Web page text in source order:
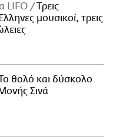
LIFO
Tρεις
μουσικοί, τρεις
θολό και δύσκολο
Σινά